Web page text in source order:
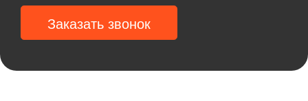
Заказать звонок